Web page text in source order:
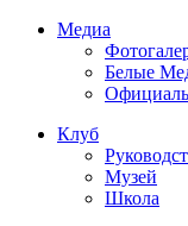
Медиа
Белые
Клуб
Музей
Школа